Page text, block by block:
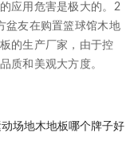
应用危害是极大的。2
盆友在购置篮球馆木地
的生产厂家，由于控
质和美观大方度。
场地木地板哪个牌子好